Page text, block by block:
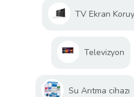
TV Ekran
Televizyon
Su Arıtma cihazı